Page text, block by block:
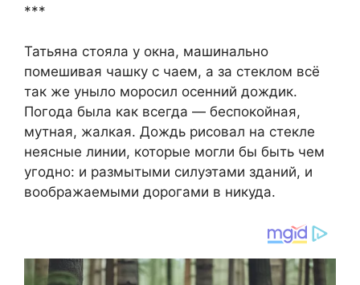
***
Татьяна стояла у окна, машинально
помешивая чашку с чаем, а за стеклом всё
так же уныло моросил осенний дождик.
Погода была как всегда — беспокойная,
мутная, жалкая. Дождь рисовал на стекле
неясные линии, которые могли бы быть чем
угодно: и размытыми силуэтами зданий, и
воображаемыми дорогами в никуда.